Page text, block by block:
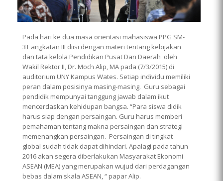
Pada hari ke dua masa orientasi mahasiswa PPG SM-
3T angkatan III diisi dengan materi tentang kebijakan
dan tata kelola Pendidikan Pusat Dan Daerah oleh
Wakil Rektor II, Dr. Moch Alip, MA pada (7/3/2015) di
auditorium UNY Kampus Wates. Setiap individu memiliki
peran dalam posisinya masing-masing. Guru sebagai
pendidik mempunyai tanggung jawab dalam ikut
mencerdaskan kehidupan bangsa. “Para siswa didik
harus siap dengan persaingan. Guru harus memberi
pemahaman tentang makna persaingan dan strategi
memenangkan persaingan. Persaingan di tingkat
global sudah tidak dapat dihindari. Apalagi pada tahun
2016 akan segera diberlakukan Masyarakat Ekonomi
ASEAN (MEA) yang merupakan wujud dari perdagangan
bebas dalam skala ASEAN, “ papar Alip.